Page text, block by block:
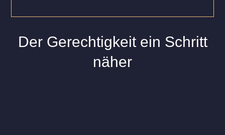
Der Gerechtigkeit ein Schritt
näher